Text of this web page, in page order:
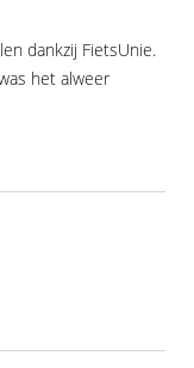
dankzij FietsUnie.
het alweer